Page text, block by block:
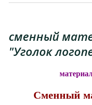
сменный
"Уголок
Сменный